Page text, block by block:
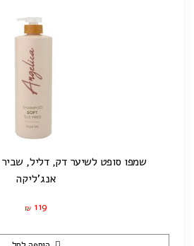
שמפו סופט לשיער דק, דליל, שביר ויבש |
אנג'ליקה
₪ 119